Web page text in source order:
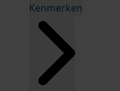
Kenmerken